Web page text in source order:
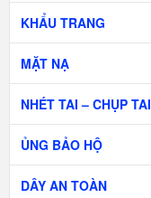
KHẨU TRANG
MẶT NẠ
NHÉT TAI – CHỤP TAI
ỦNG BẢO HỘ
DÂY AN TOÀN